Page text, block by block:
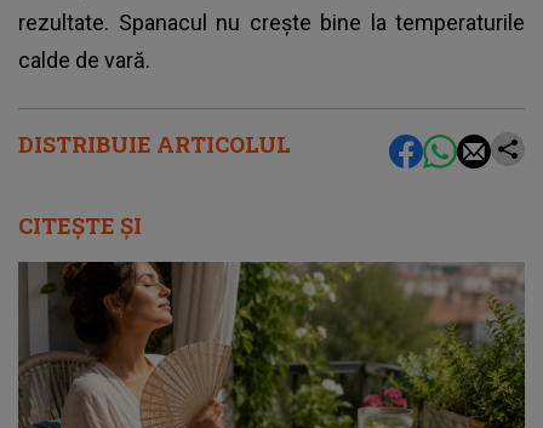
DISTRIBUIE ARTICOLUL
rezultate. Spanacul nu crește bine la temperaturile
calde de vară.
CITEȘTE ȘI